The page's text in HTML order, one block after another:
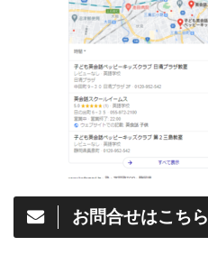
お問合せはこちら